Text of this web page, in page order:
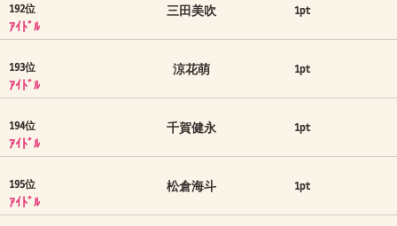
192位
ｱｲﾄﾞﾙ
三田美吹 1pt
193位
ｱｲﾄﾞﾙ
涼花萌 1pt
194位
ｱｲﾄﾞﾙ
千賀健永 1pt
195位
ｱｲﾄﾞﾙ
松倉海斗 1pt